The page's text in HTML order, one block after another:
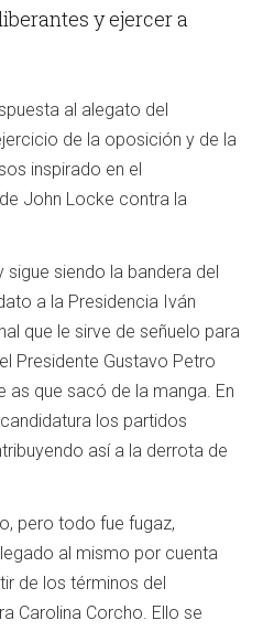
y ejercer a
al alegato del
de la oposición y de la
inspirado en el
John Locke contra la
siendo la bandera del
a la Presidencia Iván
que le sirve de señuelo para
Presidente Gustavo Petro
que sacó de la manga. En
los partidos
así a la derrota de
pero todo fue fugaz,
al mismo por cuenta
de los términos del
Carolina Corcho. Ello se